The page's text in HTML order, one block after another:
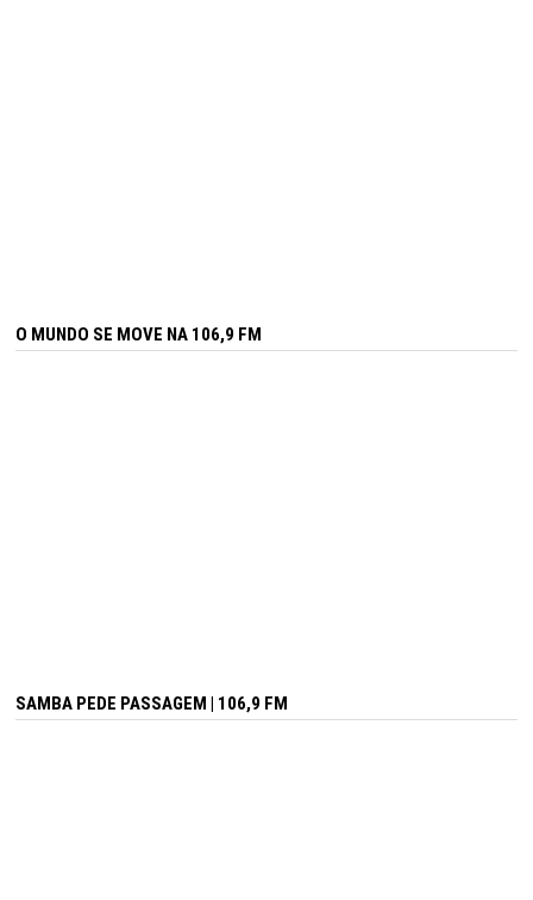
O MUNDO SE MOVE NA 106,9 FM
SAMBA PEDE PASSAGEM | 106,9 FM